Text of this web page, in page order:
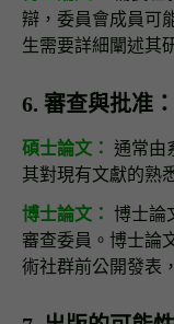
辯，委員會成員可
生需要詳細闡述其
6. 審查與批准：
碩士論文： 通常由
其對現有文獻的熟
博士論文： 博士論
審查委員。博士論
術社群前公開發表